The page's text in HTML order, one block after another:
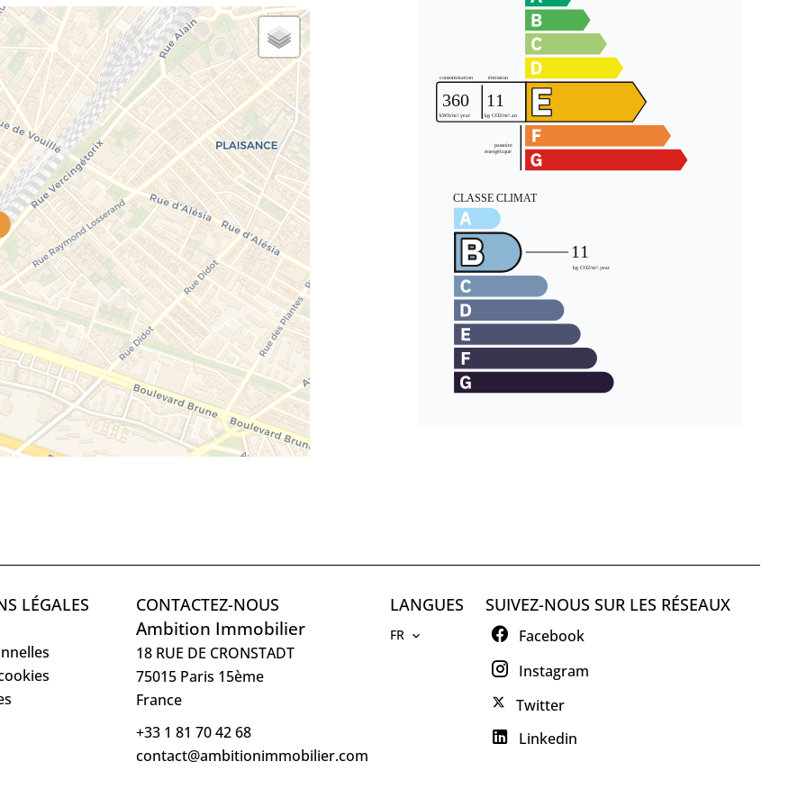
LÉGALES CONTACTEZ-NOUS
Ambition Immobilier
18 RUE DE CRONSTADT
75015Paris 15ème
France
+33 1 81 70 42 68
contact@ambitionimmobilier.com
LANGUES
FR
SUIVEZ-NOUS SUR LES RÉSEAUX
Facebook
Instagram
Twitter
Linkedin